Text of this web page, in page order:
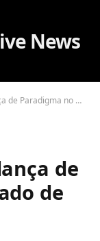
Mercado de Veículos Elétricos
de
de